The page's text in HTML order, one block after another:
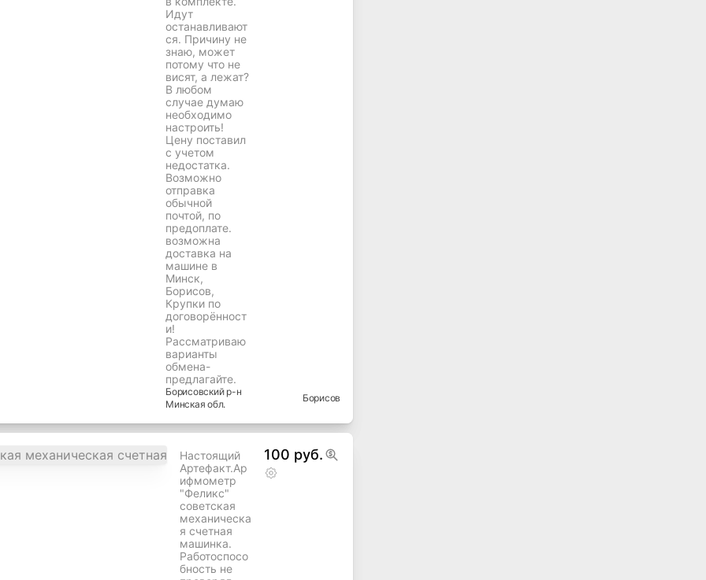
Часы
производство
СССР
настенные "
Янтарь" с боем,
бой
срабатывает.
Очень
интересный
антураж.Ключ
в комплекте.
Идут
останавливают
ся. Причину не
знаю, может
потому что не
висят, а лежат?
В любом
случае думаю
необходимо
настроить!
Цену поставил
с учетом
недостатка.
Возможно
отправка
обычной
почтой, по
предоплате.
возможна
доставка на
машине в
Минск,
Борисов,
Крупки по
и!
Рассматриваю
варианты
обмена-
предлагайте.
Борисовскийр-н
Минскаяобл.